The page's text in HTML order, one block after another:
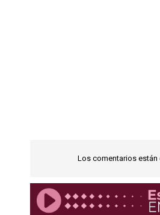
Los comentarios están